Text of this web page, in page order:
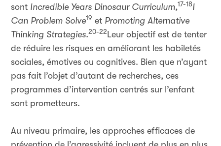
sont Incredible Years Dinosaur Curriculum,17-18I
Can Problem Solve19 et Promoting Alternative
Thinking Strategies.20-22 Leur objectif est de tenter
de réduire les risques en améliorant les habiletés
sociales, émotives ou cognitives. Bien que n’ayant
pas fait l’objet d’autant de recherches, ces
programmes d’intervention centrés sur l’enfant
sont prometteurs.
Au niveau primaire, les approches efficaces de